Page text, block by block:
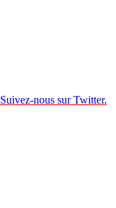
Suivez-nous sur Twitter.